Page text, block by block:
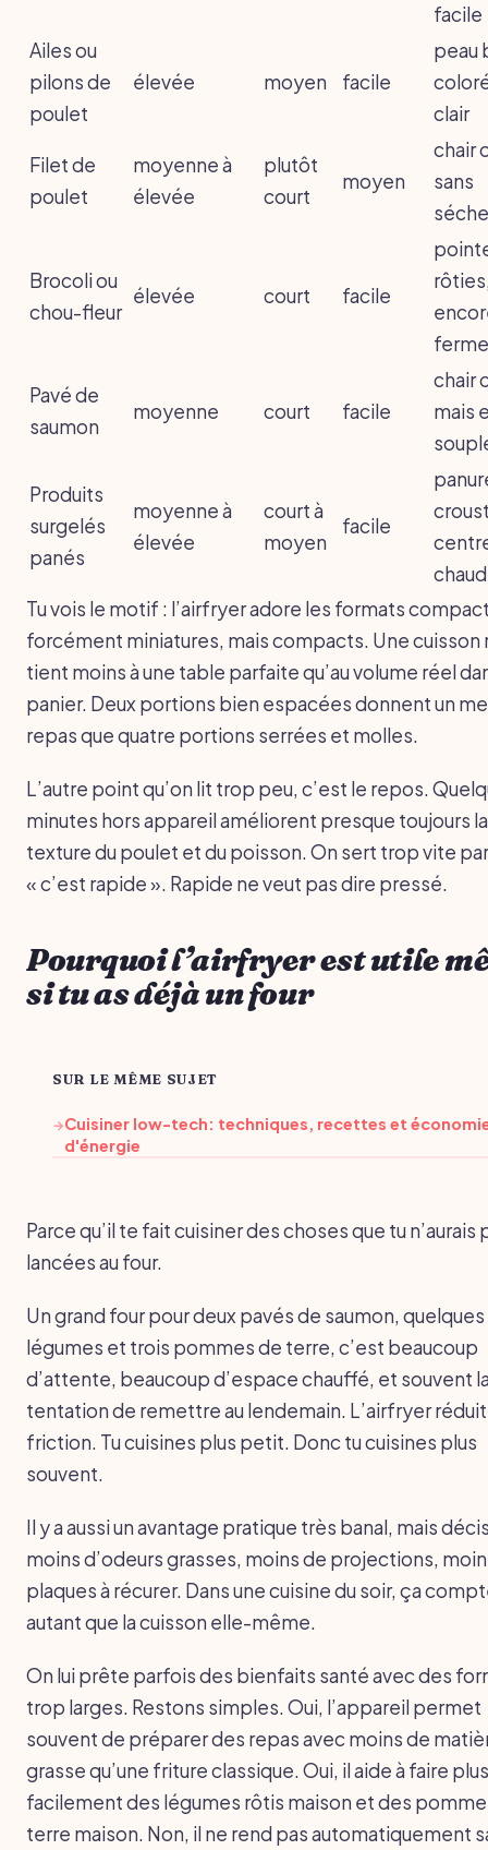
facile
Ailes ou
pilons de
poulet
élevée moyen facile
peau
clair
Filet de
poulet
moyenne à
élevée
plutôt
court
moyen
chair
sans
Brocoli ou
chou-fleur
élevée court facile
ferme
Pavé de
saumon
moyenne court facile
chair
mais
Produits
surgelés
panés
moyenne à
élevée
court à
moyen
facile
chaud
Tu vois le motif : l’airfryer adore les formats
forcément miniatures, mais compacts. Une cuisson
tient moins à une table parfaite qu’au volume réel
panier. Deux portions bien espacées donnent un
repas que quatre portions serrées et molles.
L’autre point qu’on lit trop peu, c’est le repos.
minutes hors appareil améliorent presque toujours la
texture du poulet et du poisson. On sert trop vite
« c’est rapide ». Rapide ne veut pas dire pressé.
Pourquoi l’airfryer est utile
si tu as déjà un four
SUR LE MÊME SUJET
→Cuisiner low-tech: techniques, recettes et
d'énergie
Parce qu’il te fait cuisiner des choses que tu n’aurais
lancées au four.
Un grand four pour deux pavés de saumon, quelques
légumes et trois pommes de terre, c’est beaucoup
d’attente, beaucoup d’espace chauffé, et souvent
tentation de remettre au lendemain. L’airfryer
friction. Tu cuisines plus petit. Donc tu cuisines plus
souvent.
Il y a aussi un avantage pratique très banal, mais
moins d’odeurs grasses, moins de projections,
plaques à récurer. Dans une cuisine du soir, ça
autant que la cuisson elle-même.
On lui prête parfois des bienfaits santé avec des
trop larges. Restons simples. Oui, l’appareil permet
souvent de préparer des repas avec moins de
grasse qu’une friture classique. Oui, il aide à faire plus
facilement des légumes rôtis maison et des
terre maison. Non, il ne rend pas automatiquement